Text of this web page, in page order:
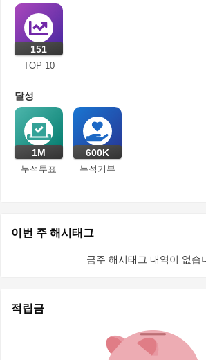
151
TOP 10
달성
1M
누적투표
600K
누적기부
이번 주 해시태그
금주 해시태그 내역이 없습
적립금